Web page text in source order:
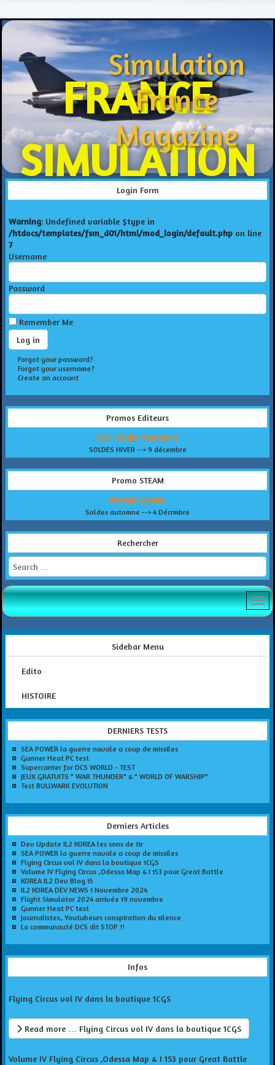
FRANCE
SIMULATION
Simulation
France
Magazine
Login Form
Warning: Undefined variable $type in
/htdocs/templates/fsm_d01/html/mod_login/default.php on line
7
Username
Password
Remember Me
Forgot your password?
Forgot your username?
Create an account
Promos Editeurs
DCS Eagle Dynamics
SOLDES HIVER --> 9 décembre
Promo STEAM
PROMO STEAM
Soldes automne --> 4 Décrmbre
Rechercher
Search
Sidebar Menu
Edito
HISTOIRE
DERNIERS TESTS
SEA POWER la guerre navale a coup de missiles
Gunner Heat PC test
Supercarrier for DCS WORLD - TEST
JEUX GRATUITS " WAR THUNDER" & " WORLD OF WARSHIP"
Test BULLWARK EVOLUTION
Derniers Articles
Dev Update IL2 KOREA les sons de tir
SEA POWER la guerre navale a coup de missiles
Flying Circus vol IV dans la boutique 1CGS
Volume IV Flying Circus ,Odessa Map & I 153 pour Great Battle
KOREA IL2 Dev Blog 15
IL2 KOREA DEV NEWS 1 Novembre 2024
Flight Simulator 2024 arrivée 19 novembre
Gunner Heat PC test
Journalistes, Youtubeurs conspiration du silence
La communauté DCS dit STOP !!
Infos
Flying Circus vol IV dans la boutique 1CGS
Read more … Flying Circus vol IV dans la boutique 1CGS
Volume IV Flying Circus ,Odessa Map & I 153 pour Great Battle